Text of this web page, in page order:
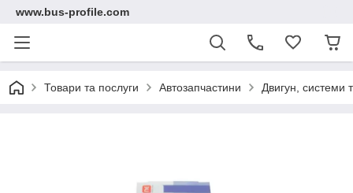
www.bus-profile.com
Товари та послуги Автозапчастини Двигун, системи